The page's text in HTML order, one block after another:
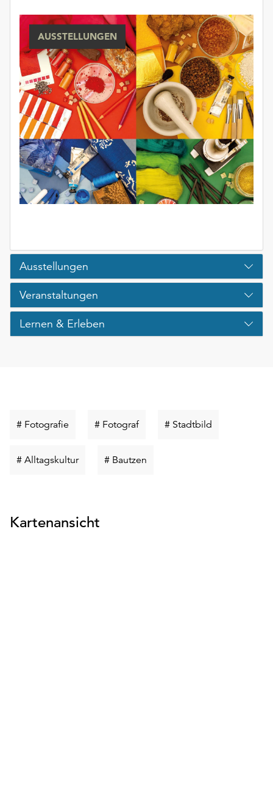
AUSSTELLUNGEN
Ausstellungen
Veranstaltungen
Lernen & Erleben
# Fotografie Schlüsselwort
# FotografSchlüsselwort
# Stadtbild
# AlltagskulturSchlüsselwort
# Bautzen
Kartenansicht